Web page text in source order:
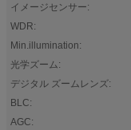
イメージセンサー:
WDR:
Min.illumination:
光学ズーム:
デジタル ズームレンズ:
BLC:
AGC: